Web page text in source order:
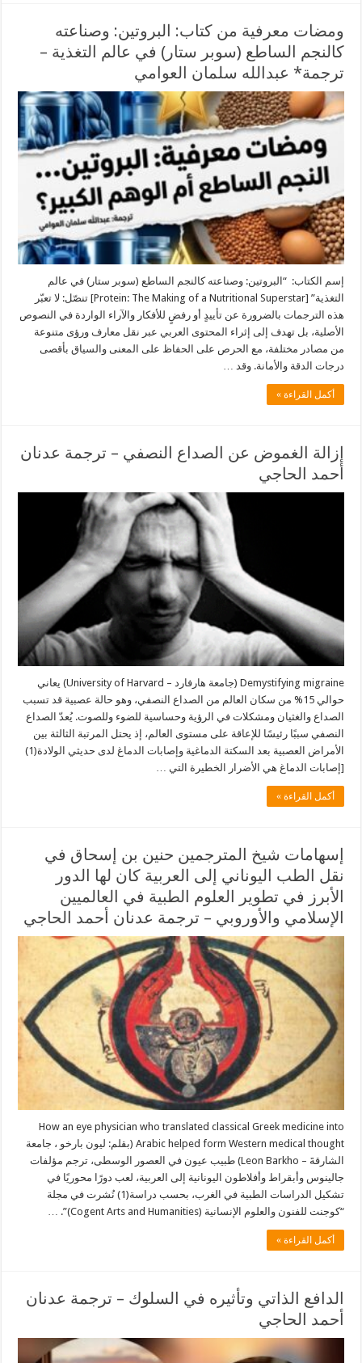
ومضات معرفية من كتاب: البروتين: وصناعته
كالنجم الساطع (سوبر ستار) في عالم التغذية –
ترجمة* عبدالله سلمان العوامي
إسم الكتاب: “البروتين: وصناعته كالنجم الساطع (سوبر ستار) في عالم
التغذية” [Protein: The Making of a Nutritional Superstar] تنصّل: لا تعبّر
هذه الترجمات بالضرورة عن تأييدٍ أو رفضٍ للأفكار والآراء الواردة في النصوص
الأصلية، بل تهدف إلى إثراء المحتوى العربي عبر نقل معارف ورؤى متنوعة
من مصادر مختلفة، مع الحرص على الحفاظ على المعنى والسياق بأقصى
درجات الدقة والأمانة. وقد …
أكمل القراءة »
إزالة الغموض عن الصداع النصفي – ترجمة عدنان
أحمد الحاجي
Demystifying migraine (جامعة هارفارد – University of Harvard) يعاني
حوالي 15% من سكان العالم من الصداع النصفي، وهو حالة عصبية قد تسبب
الصداع والغثيان ومشكلات في الرؤية وحساسية للضوء وللصوت. يُعدّ الصداع
النصفي سببًا رئيسًا للإعاقة على مستوى العالم، إذ يحتل المرتبة الثالثة بين
الأمراض العصبية بعد السكتة الدماغية وإصابات الدماغ لدى حديثي الولادة(1)
[إصابات الدماغ هي الأضرار الخطيرة التي …
أكمل القراءة »
إسهامات شيخ المترجمين حنين بن إسحاق في
نقل الطب اليوناني إلى العربية كان لها الدور
الأبرز في تطوير العلوم الطبية في العالميين
الإسلامي والأوروبي – ترجمة عدنان أحمد الحاجي
How an eye physician who translated classical Greek medicine into
Arabic helped form Western medical thought (بقلم: ليون بارخو ، جامعة
الشارقةَ – Leon Barkho) طبيب عيون في العصور الوسطى، ترجم مؤلفات
جالينوس وأبقراط وأفلاطون اليونانية إلى العربية، لعب دورًا محوريًا في
تشكيل الدراسات الطبية في الغرب، بحسب دراسة(1) نُشرت في مجلة
“كوجنت للفنون والعلوم الإنسانية (Cogent Arts and Humanities)”. …
أكمل القراءة »
الدافع الذاتي وتأثيره في السلوك – ترجمة عدنان
أحمد الحاجي